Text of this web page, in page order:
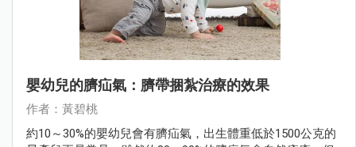
嬰幼兒的臍疝氣：臍帶捆紮治療的效果
作者：黃碧桃
約10～30%的嬰幼兒會有臍疝氣，出生體重低於1500公克的